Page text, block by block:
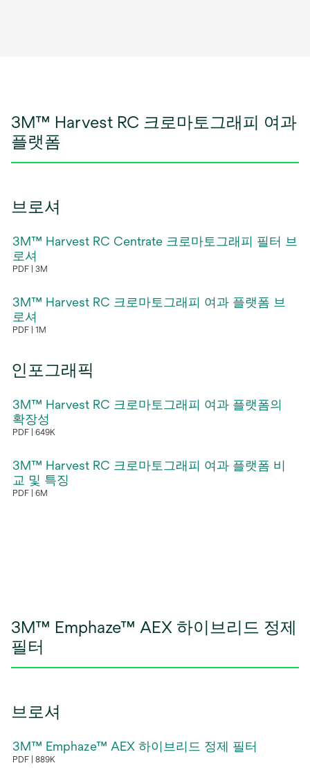
3M™ Harvest RC 크로마토그래피 여과
플랫폼
브로셔
3M™ Harvest RC Centrate 크로마토그래피 필터 브
로셔
PDF 3M
탭
에
서
림
3M™ Harvest RC 크로마토그래피 여과 플랫폼 브
로셔
PDF 1M
에
열
림
인포그래픽
3M™ Harvest RC 크로마토그래피 여과 플랫폼의
확장성
PDF 649K
탭
에
서
3M™ Harvest RC 크로마토그래피 여과 플랫폼 비
교 및 특징
PDF 6M
3M™ Emphaze™ AEX 하이브리드 정제
필터
브로셔
3M™ Emphaze™ AEX 하이브리드 정제 필터
PDF 889K